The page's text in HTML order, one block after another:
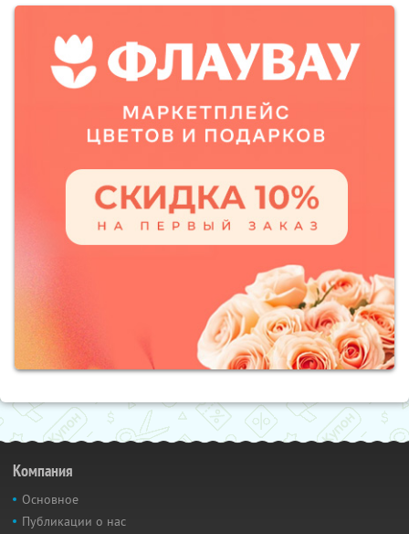
Компания
Основное
Публикации о нас